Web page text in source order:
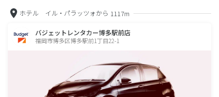
ホテル イル・パラッツォから 1117m
バジェットレンタカー博多駅前店
福岡市博多区博多駅前1丁目22-1